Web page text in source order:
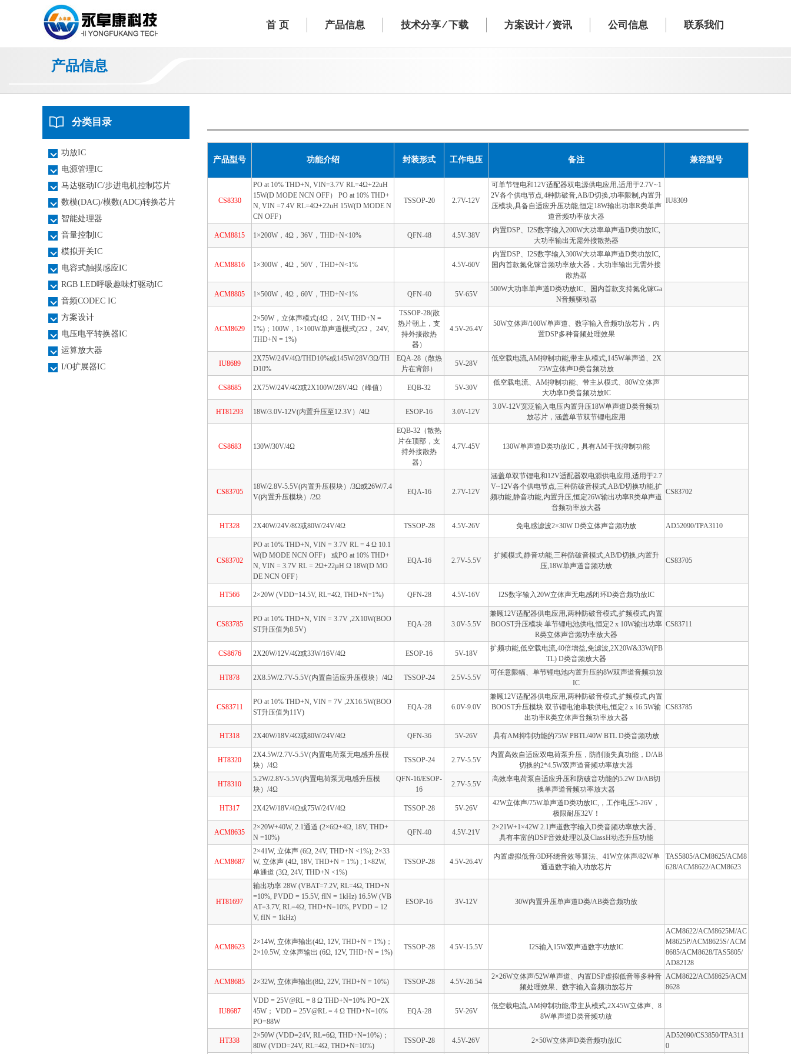
首 页 产品信息 技术分享 ⁄ 下载 方案设计 ⁄ 资讯 公司信息 联系我们
产品信息
分类目录
功放IC
电源管理IC
马达驱动IC/步进电机控制芯片
数模(DAC)/模数(ADC)转换芯片
智能处理器
音量控制IC
模拟开关IC
电容式触摸感应IC
RGB LED呼吸趣味灯驱动IC
音频CODEC IC
方案设计
电压电平转换器IC
运算放大器
I/O扩展器IC
产品型号 功能介绍 封装形式 工作电压 备注 兼容型号
CS8330
PO at 10% THD+N, VIN=3.7V RL=4Ω+22uH
15W(D MODE NCN OFF） PO at 10% THD+
N, VIN =7.4V RL=4Ω+22uH 15W(D MODE N
CN OFF）
TSSOP-20 2.7V-12V
可单节锂电和12V适配器双电源供电应用,适用于2.7V~1
2V各个供电节点,4种防破音,AB/D切换,功率限制,内置升
压模块,具备自适应升压功能,恒定18W输出功率R类单声
道音频功率放大器
IU8309
ACM8815 1×200W，4Ω，36V，THD+N<10% QFN-48 4.5V-38V
内置DSP、I2S数字输入200W大功率单声道D类功放IC,
大功率输出无需外接散热器
ACM8816 1×300W，4Ω，50V，THD+N<1% 4.5V-60V
内置DSP、I2S数字输入300W大功率单声道D类功放IC,
国内首款氮化镓音频功率放大器，大功率输出无需外接
散热器
ACM8805 1×500W，4Ω，60V，THD+N<1% QFN-40 5V-65V
500W大功率单声道D类功放IC、国内首款支持氮化镓Ga
N音频驱动器
ACM8629
2×50W，立体声模式(4Ω， 24V, THD+N =
1%)；100W，1×100W单声道模式(2Ω， 24V,
THD+N = 1%)
TSSOP-28(散
热片朝上，支
持外接散热
器）
4.5V-26.4V
50W立体声/100W单声道、数字输入音频功放芯片，内
置DSP多种音频处理效果
IU8689
2X75W/24V/4Ω/THD10%或145W/28V/3Ω/TH
D10%
EQA-28（散热
片在背部）
5V-28V
低空载电流,AM抑制功能,带主从模式,145W单声道、2X
75W立体声D类音频功放
CS8685 2X75W/24V/4Ω或2X100W/28V/4Ω（峰值） EQB-32 5V-30V
低空载电流、AM抑制功能、带主从模式、80W立体声
大功率D类音频功放IC
HT81293 18W/3.0V-12V(内置升压至12.3V）/4Ω ESOP-16 3.0V-12V
3.0V-12V宽泛输入电压内置升压18W单声道D类音频功
放芯片，涵盖单节双节锂电应用
CS8683 130W/30V/4Ω
EQB-32（散热
片在顶部，支
持外接散热
器）
4.7V-45V 130W单声道D类功放IC，具有AM干扰抑制功能
CS83705
18W/2.8V-5.5V(内置升压模块）/3Ω或26W/7.4
V(内置升压模块）/2Ω
EQA-16 2.7V-12V
涵盖单双节锂电和12V适配器双电源供电应用,适用于2.7
V~12V各个供电节点,三种防破音模式,AB/D切换功能,扩
频功能,静音功能,内置升压,恒定26W输出功率R类单声道
音频功率放大器
CS83702
HT328 2X40W/24V/8Ω或80W/24V/4Ω TSSOP-28 4.5V-26V 免电感滤波2×30W D类立体声音频功放 AD52090/TPA3110
CS83702
PO at 10% THD+N, VIN = 3.7V RL = 4 Ω 10.1
W(D MODE NCN OFF） 或PO at 10% THD+
N, VIN = 3.7V RL = 2Ω+22µH Ω 18W(D MO
DE NCN OFF）
EQA-16 2.7V-5.5V
扩频模式,静音功能,三种防破音模式,AB/D切换,内置升
压,18W单声道音频功放
CS83705
HT566 2×20W (VDD=14.5V, RL=4Ω, THD+N=1%) QFN-28 4.5V-16V I2S数字输入20W立体声无电感闭环D类音频功放IC
CS83785
PO at 10% THD+N, VIN = 3.7V ,2X10W(BOO
ST升压值为8.5V)
EQA-28 3.0V-5.5V
兼顾12V适配器供电应用,两种防破音模式,扩频模式,内置
BOOST升压模块 单节锂电池供电,恒定2 x 10W输出功率
R类立体声音频功率放大器
CS83711
CS8676 2X20W/12V/4Ω或33W/16V/4Ω ESOP-16 5V-18V
扩频功能,低空载电流,40倍增益,免滤波,2X20W&33W(PB
TL) D类音频放大器
HT878 2X8.5W/2.7V-5.5V(内置自适应升压模块）/4Ω TSSOP-24 2.5V-5.5V
可任意限幅、单节锂电池内置升压的8W双声道音频功放
IC
CS83711
PO at 10% THD+N, VIN = 7V ,2X16.5W(BOO
ST升压值为11V)
EQA-28 6.0V-9.0V
兼顾12V适配器供电应用,两种防破音模式,扩频模式,内置
BOOST升压模块 双节锂电池串联供电,恒定2 x 16.5W输
出功率R类立体声音频功率放大器
CS83785
HT318 2X40W/18V/4Ω或80W/24V/4Ω QFN-36 5V-26V 具有AM抑制功能的75W PBTL/40W BTL D类音频功放
HT8320
2X4.5W/2.7V-5.5V(内置电荷泵无电感升压模
块）/4Ω
TSSOP-24 2.7V-5.5V
内置高效自适应双电荷泵升压，防削顶失真功能，D/AB
切换的2*4.5W双声道音频功率放大器
HT8310
5.2W/2.8V-5.5V(内置电荷泵无电感升压模
块）/4Ω
QFN-16/ESOP-
16
2.7V-5.5V
高效率电荷泵自适应升压和防破音功能的5.2W D/AB切
换单声道音频功率放大器
HT317 2X42W/18V/4Ω或75W/24V/4Ω TSSOP-28 5V-26V
42W立体声/75W单声道D类功放IC,，工作电压5-26V，
极限耐压32V！
ACM8635
2×20W+40W, 2.1通道 (2×6Ω+4Ω, 18V, THD+
N =10%)
QFN-40 4.5V-21V
2×21W+1×42W 2.1声道数字输入D类音频功率放大器、
具有丰富的DSP音效处理以及ClassH动态升压功能
ACM8687
2×41W, 立体声 (6Ω, 24V, THD+N <1%); 2×33
W, 立体声 (4Ω, 18V, THD+N = 1%) ; 1×82W,
单通道 (3Ω, 24V, THD+N <1%)
TSSOP-28 4.5V-26.4V
内置虚拟低音/3D环绕音效等算法、41W立体声/82W单
通道数字输入功放芯片
TAS5805/ACM8625/ACM8
628/ACM8622/ACM8623
HT81697
输出功率 28W (VBAT=7.2V, RL=4Ω, THD+N
=10%, PVDD = 15.5V, fIN = 1kHz) 16.5W (VB
AT=3.7V, RL=4Ω, THD+N=10%, PVDD = 12
V, fIN = 1kHz)
ESOP-16 3V-12V 30W内置升压单声道D类/AB类音频功放
ACM8623
2×14W, 立体声输出(4Ω, 12V, THD+N = 1%)；
2×10.5W, 立体声输出 (6Ω, 12V, THD+N = 1%)
TSSOP-28 4.5V-15.5V I2S输入15W双声道数字功放IC
ACM8622/ACM8625M/AC
M8625P/ACM8625S/ ACM
8685/ACM8628/TAS5805/
AD82128
ACM8685 2×32W, 立体声输出(8Ω, 22V, THD+N = 10%) TSSOP-28 4.5V-26.54
2×26W立体声/52W单声道、内置DSP虚拟低音等多种音
频处理效果、数字输入音频功放芯片
ACM8622/ACM8625/ACM
8628
IU8687
VDD = 25V@RL = 8 Ω THD+N=10% PO=2X
45W； VDD = 25V@RL = 4 Ω THD+N=10%
PO=88W
EQA-28 5V-26V
低空载电流,AM抑制功能,带主从模式,2X45W立体声、8
8W单声道D类音频功放
HT338
2×50W (VDD=24V, RL=6Ω, THD+N=10%)；
80W (VDD=24V, RL=4Ω, THD+N=10%)
TSSOP-28 4.5V-26V 2×50W立体声D类音频功放IC
AD52090/CS3850/TPA311
0